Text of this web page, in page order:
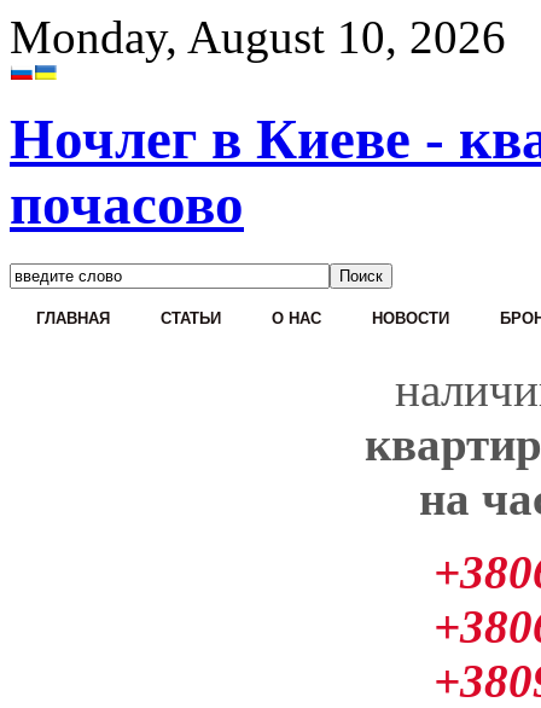
Monday, August 10, 2026
Ночлег в Киеве -
почасово
ГЛАВНАЯ СТАТЬИ О НАС НОВОСТИ
на